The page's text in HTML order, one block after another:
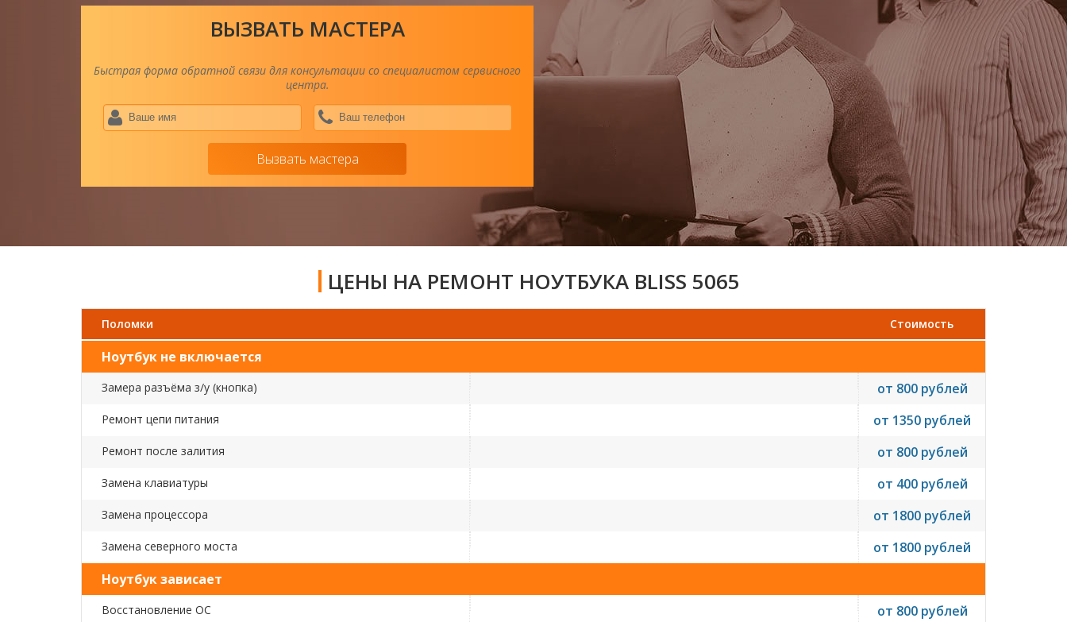
ВЫЗВАТЬ МАСТЕРА
Быстрая форма обратной связи для консультации со специалистом сервисного
центра.
Ваше
имя
*
Вызвать мастера
ЦЕНЫ НА РЕМОНТ НОУТБУКА BLISS 5065
Поломки Стоимость
Ноутбук не включается
Замера разъёма з/у (кнопка) от 800 рублей
Ремонт цепи питания от 1350 рублей
Ремонт после залития от 800 рублей
Замена клавиатуры от 400 рублей
Замена процессора от 1800 рублей
Замена северного моста
от 1800 рублей
Ноутбук зависает
Восстановление ОС от 800 рублей